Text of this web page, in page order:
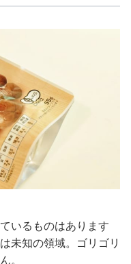
いるものはあります
未知の領域。ゴリゴリ
。